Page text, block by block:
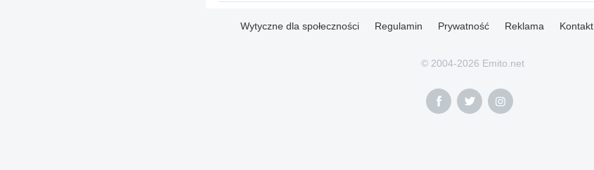
Wytyczne dla społeczności Regulamin Prywatność Reklama Kontakt
© 2004-2026 Emito.net